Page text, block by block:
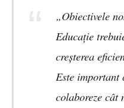
„Obiectivele
Educație
creșterea
Este important
colaboreze cât